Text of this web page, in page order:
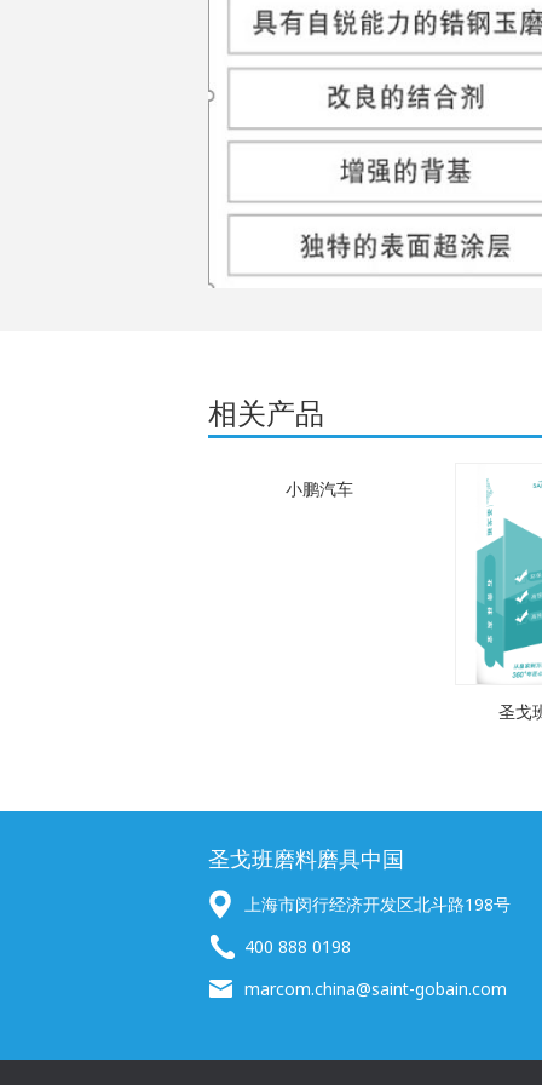
相关产品
小鹏汽车
圣戈
圣戈班磨料磨具中国
上海市闵行经济开发区北斗路198号
400 888 0198
marcom.china@saint-gobain.com